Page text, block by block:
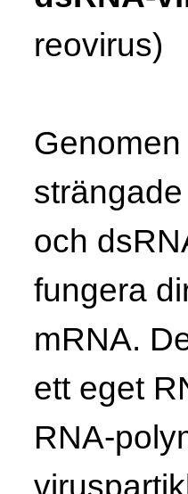
reovirus)
och
fungera
mRNA.
ett eget
RNA-